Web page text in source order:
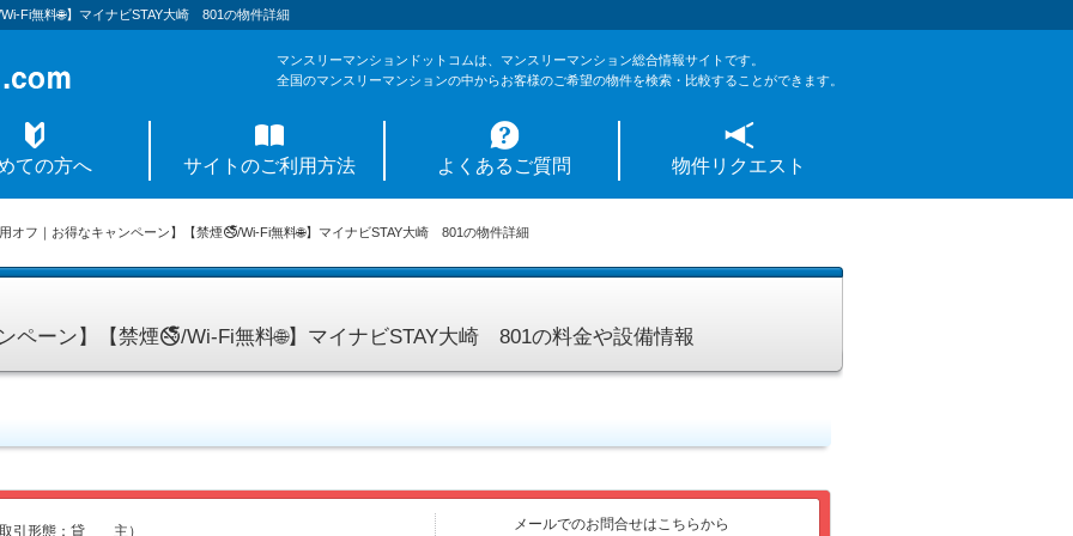
Fi無料🌐】マイナビSTAY大崎 801の物件詳細
マンスリーマンションドットコムは、マンスリーマンション総合情報サイトです。
全国のマンスリーマンションの中からお客様のご希望の物件を検索・比較することができます。
ての方へ サイトのご利用方法 よくあるご質問 物件リクエスト
オフ｜お得なキャンペーン】【禁煙🚭/Wi-Fi無料🌐】マイナビSTAY大崎 801の物件詳細
ペーン】【禁煙🚭/Wi-Fi無料🌐】マイナビSTAY大崎 801の料金や設備情報
引形態：貸 主） メールでのお問合せはこちらから